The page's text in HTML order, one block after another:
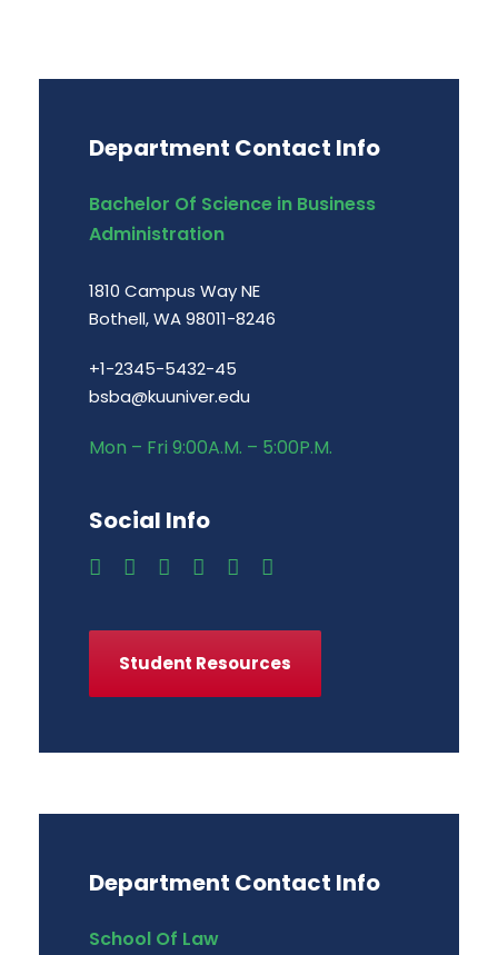
Department Contact Info
Bachelor Of Science in Business
Administration
1810 Campus Way NE
Bothell, WA 98011-8246
+1-2345-5432-45
bsba@kuuniver.edu
Mon – Fri 9:00A.M. – 5:00P.M.
Social Info
Student Resources
Department Contact Info
School Of Law